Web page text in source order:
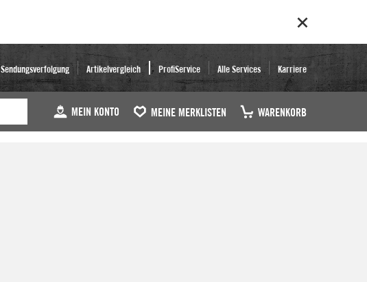
Sendungsverfolgung Artikelvergleich ProfiService Alle Services Karriere
MEIN KONTO MEINE MERKLISTEN WARENKORB